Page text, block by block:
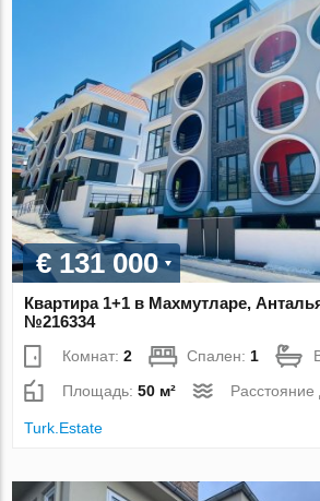
€ 131 000
Квартира 1+1 в Махмутларе,
№216334
Комнат:2 Спален:1
Площадь:50 м²
Turk.Estate